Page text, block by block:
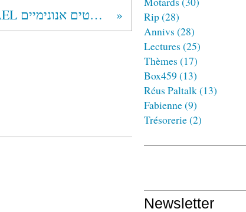
ISRAEL אלכוהוליסטים אנונימיים
Rip(28)
Annivs (28)
Lectures (25)
Thèmes (17)
Box459 (13)
Réus Paltalk(13)
Fabienne(9)
Trésorerie(2)
Newsletter